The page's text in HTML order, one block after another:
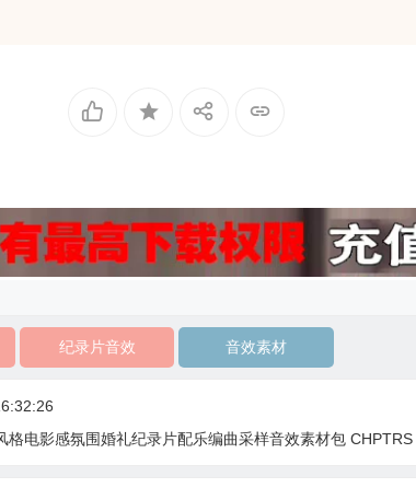
纪录片音效 音效素材
格电影感氛围婚礼纪录片配乐编曲采样音效素材包